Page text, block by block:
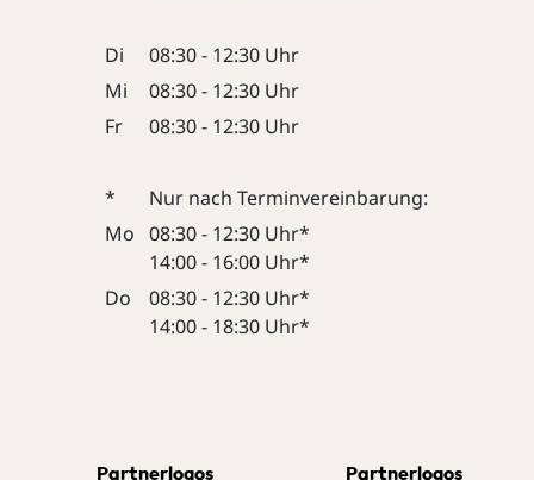
Di
08:30 - 12:30 Uhr
Mi
08:30 - 12:30 Uhr
Fr
08:30 - 12:30 Uhr
*
Nur nach Terminvereinbarung:
Mo 08:30 - 12:30 Uhr*
14:00 - 16:00 Uhr*
Do
08:30 - 12:30 Uhr*
14:00 - 18:30 Uhr*
Partnerlogos Partnerlogos